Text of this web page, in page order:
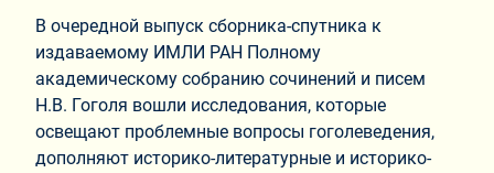
В очередной выпуск сборника-спутника к
издаваемому ИМЛИ РАН Полному
академическому собранию сочинений и писем
Н.В. Гоголя вошли исследования, которые
освещают проблемные вопросы гоголеведения,
дополняют историко-литературные и историко-